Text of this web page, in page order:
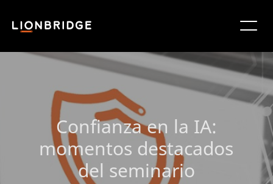
Confianza en la IA:
momentos destacados
del seminario